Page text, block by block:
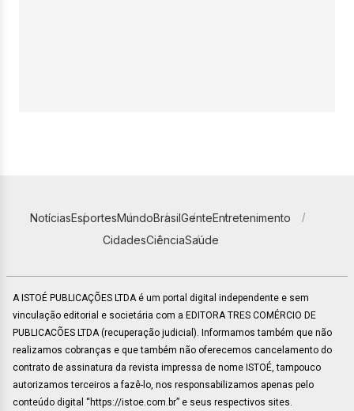
NotíciasEsportesMundoBrasilGenteEntretenimento
CidadesCiênciaSaúde
A ISTOÉ PUBLICAÇÕES LTDA é um portal digital independente e sem
vinculação editorial e societária com a EDITORA TRES COMÉRCIO DE
PUBLICACÕES LTDA (recuperação judicial). Informamos também que não
realizamos cobranças e que também não oferecemos cancelamento do
contrato de assinatura da revista impressa de nome ISTOÉ, tampouco
autorizamos terceiros a fazê-lo, nos responsabilizamos apenas pelo
conteúdo digital “https://istoe.com.br” e seus respectivos sites.